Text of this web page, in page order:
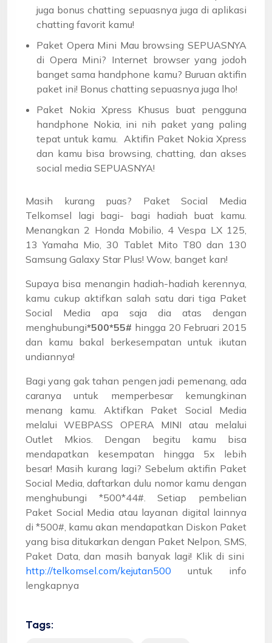
juga bonus chatting sepuasnya juga di aplikasi
chatting favorit kamu!
Paket Opera Mini Mau browsing SEPUASNYA
di Opera Mini? Internet browser yang jodoh
banget sama handphone kamu? Buruan aktifin
paket ini! Bonus chatting sepuasnya juga lho!
Paket Nokia Xpress Khusus buat pengguna
handphone Nokia, ini nih paket yang paling
tepat untuk kamu. Aktifin Paket Nokia Xpress
dan kamu bisa browsing, chatting, dan akses
social media SEPUASNYA!
Masih kurang puas? Paket Social Media
Telkomsel lagi bagi- bagi hadiah buat kamu.
Menangkan 2 Honda Mobilio, 4 Vespa LX 125,
13 Yamaha Mio, 30 Tablet Mito T80 dan 130
Samsung Galaxy Star Plus! Wow, banget kan!
Supaya bisa menangin hadiah-hadiah kerennya,
kamu cukup aktifkan salah satu dari tiga Paket
Social Media apa saja dia atas dengan
menghubungi*500*55# hingga 20 Februari 2015
dan kamu bakal berkesempatan untuk ikutan
undiannya!
Bagi yang gak tahan pengen jadi pemenang, ada
caranya untuk memperbesar kemungkinan
menang kamu. Aktifkan Paket Social Media
melalui WEBPASS OPERA MINI atau melalui
Outlet Mkios. Dengan begitu kamu bisa
mendapatkan kesempatan hingga 5x lebih
besar! Masih kurang lagi? Sebelum aktifin Paket
Social Media, daftarkan dulu nomor kamu dengan
menghubungi *500*44#. Setiap pembelian
Paket Social Media atau layanan digital lainnya
di *500#, kamu akan mendapatkan Diskon Paket
yang bisa ditukarkan dengan Paket Nelpon, SMS,
Paket Data, dan masih banyak lagi! Klik di sini
http://telkomsel.com/kejutan500 untuk info
lengkapnya
Tags: